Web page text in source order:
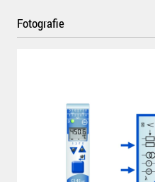
Fotografie